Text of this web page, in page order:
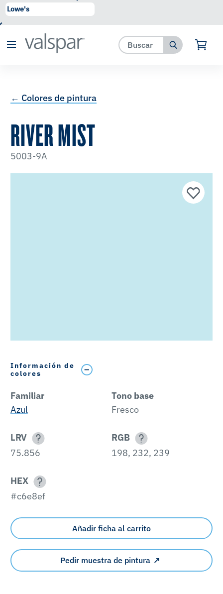
se ha agregado a favoritos.
← Colores de pintura
RIVER MIST
5003-9A
Información de
colores
Familiar
Azul
Tono base
Fresco
LRV
75.856
RGB
198, 232, 239
HEX
#c6e8ef
Añadir ficha al carrito
Pedir muestra de pintura